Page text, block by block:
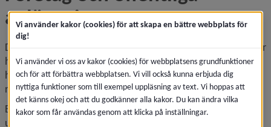
anläggningar
Den som bedriver verksamhet med höga ljudnivåer behöver
ha kunskap om utrustningen som används, riskerna med
höga ljudnivåer, hur hörselskador kan undvikas och vilka
riktvärden som gäller.
Buller är ljud som uppfattas som störande. Vad som
uppfattas som buller kan variera från en person till en
Vi använder kakor (cookies) för att skapa en bättre webbplats för
dig!
Vi använder vi oss av kakor (cookies) för webbplatsens grundfunktioner
och för att förbättra webbplatsen. Vi vill också kunna erbjuda dig
nyttiga funktioner som till exempel uppläsning av text. Vi hoppas att
det känns okej och att du godkänner alla kakor. Du kan ändra vilka
kakor som får användas genom att klicka på inställningar.